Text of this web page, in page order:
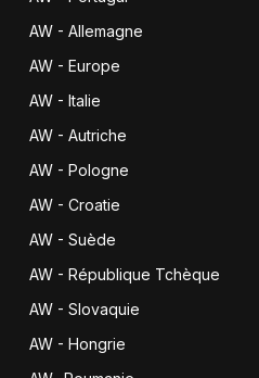
AW - Allemagne
AW - Europe
AW - Italie
AW - Autriche
AW - Pologne
AW - Croatie
AW - Suède
AW - République Tchèque
AW - Slovaquie
AW - Hongrie